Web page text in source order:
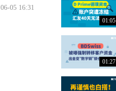
06-05 16:31
01:05
01:27